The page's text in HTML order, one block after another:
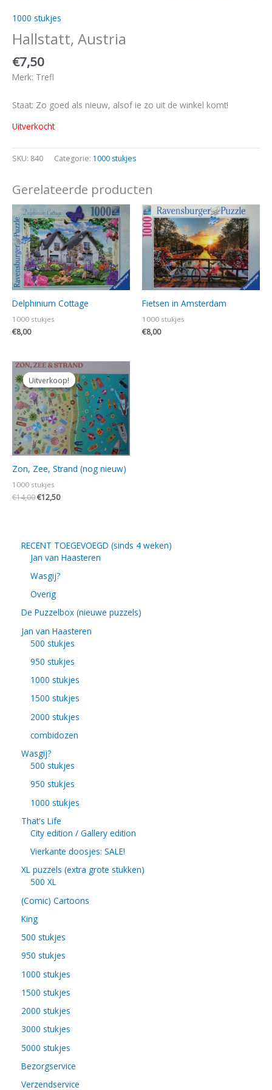
1000 stukjes
Hallstatt, Austria
€7,50
Merk: Trefl
Staat: Zo goed als nieuw, alsof ie zo uit de winkel komt!
Uitverkocht
SKU: 840 Categorie: 1000 stukjes
Gerelateerde producten
Delphinium Cottage
1000 stukjes
€8,00
Fietsen in Amsterdam
1000 stukjes
€8,00
Uitverkoop!
Uitverkoop!
Zon, Zee, Strand (nog nieuw)
1000 stukjes
€14,00
Oorspronkelijke
prijs
was:
€14,00.
€12,50
Huidige
prijs
is:
€12,50.
RECENT TOEGEVOEGD (sinds 4 weken)
Jan van Haasteren
Wasgij?
Overig
De Puzzelbox (nieuwe puzzels)
Jan van Haasteren
500 stukjes
950 stukjes
1000 stukjes
1500 stukjes
2000 stukjes
combidozen
Wasgij?
500 stukjes
950 stukjes
1000 stukjes
That's Life
City edition / Gallery edition
Vierkante doosjes: SALE!
XL puzzels (extra grote stukken)
500 XL
(Comic) Cartoons
King
500 stukjes
950 stukjes
1000 stukjes
1500 stukjes
2000 stukjes
3000 stukjes
5000 stukjes
Bezorgservice
Verzendservice